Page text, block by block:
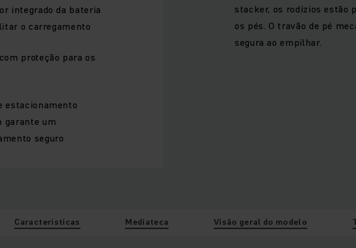
integrado da bateria
o carregamento
proteção para os
estacionamento
garante um
seguro
stacker, os rodízios estão
os pés. O travão de pé
segura ao empilhar.
Características Mediateca Visão geral do modelo